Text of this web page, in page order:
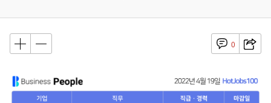
0